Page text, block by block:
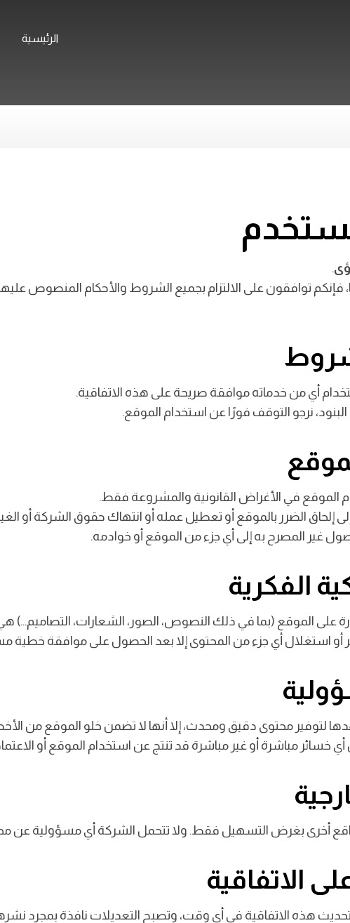
الرئيسية
.
فإنكم توافقون على الالتزام بجميع الشروط والأحكام المنصوص
أي من خدماته موافقة صريحة على هذه الاتفاقية.
نرجو التوقف فورًا عن استخدام الموقع.
الموقع في الأغراض القانونية والمشروعة فقط.
إلحاق الضرر بالموقع أو تعطيل عمله أو انتهاك حقوق الشركة أو
غير المصرح به إلى أي جزء من الموقع أو خوادمه.
على الموقع (بما في ذلك النصوص، الصور، الشعارات،
أو استغلال أي جزء من المحتوى إلا بعد الحصول على موافقة خطية
لتوفير محتوى دقيق ومحدث، إلا أنها لا تضمن خلو الموقع من
خسائر مباشرة أو غير مباشرة قد تنتج عن استخدام الموقع أو
أخرى بغرض التسهيل فقط. ولا تتحمل الشركة أي مسؤولية عن
هذه الاتفاقية في أي وقت، وتصبح التعديلات نافذة بمجرد